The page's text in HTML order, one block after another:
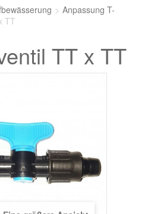
> Anpassung T-
TT
TT x TT